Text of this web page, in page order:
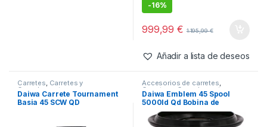
-16%
999,99€ 1.195,99€
Añadir a lista de deseos
Carretes, Carretes y
Complementos
Daiwa Carrete Tournament
Basia 45 SCW QD
Accesorios de carretes,
Carretes y Complementos
Daiwa Emblem 45 Spool
5000ld Qd Bobina de
Repuesto